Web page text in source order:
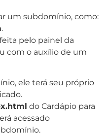
um subdomínio, como:
.
pelo painel da
com o auxílio de um
ele terá seu próprio
do Cardápio para
acessado